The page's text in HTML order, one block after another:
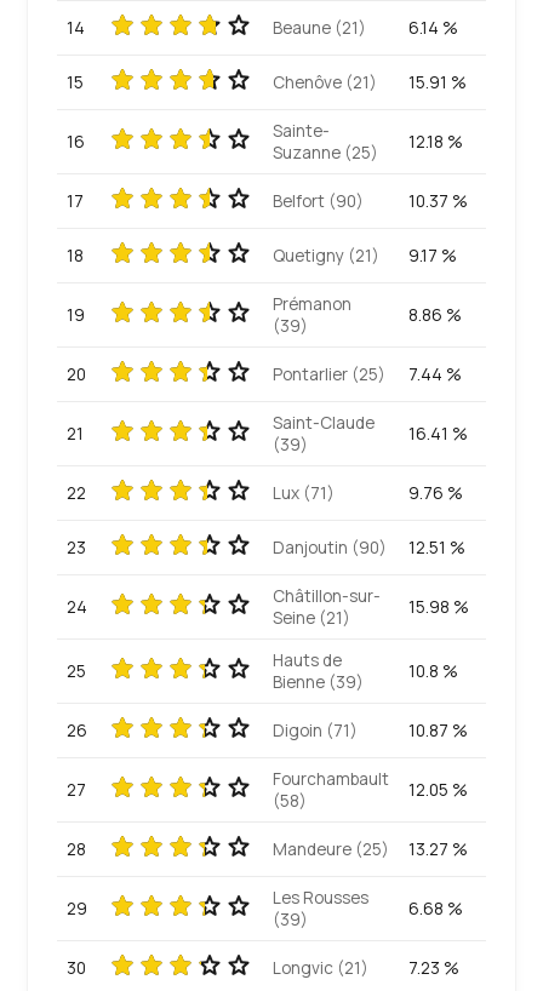
14 Beaune (21) 6.14 %
15 Chenôve (21) 15.91 %
16
Sainte-
Suzanne (25)
12.18 %
17 Belfort (90) 10.37 %
18 Quetigny (21) 9.17 %
19
Prémanon
(39)
8.86 %
20 Pontarlier (25) 7.44 %
21
Saint-Claude
(39)
16.41 %
22 Lux (71) 9.76 %
23 Danjoutin (90) 12.51 %
24
Châtillon-sur-
Seine (21)
15.98 %
25
Hauts de
Bienne (39)
10.8 %
26 Digoin (71) 10.87 %
27
Fourchambault
(58)
12.05 %
28 Mandeure (25) 13.27 %
29
Les Rousses
(39)
6.68 %
30 Longvic (21) 7.23 %